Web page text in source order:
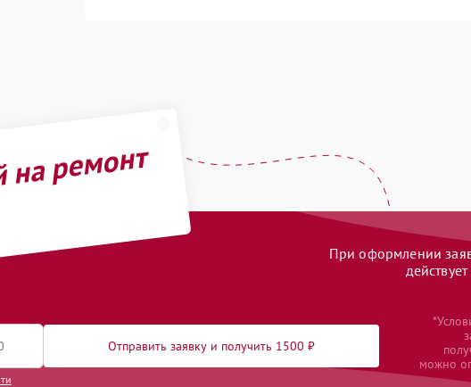
ремонт
При оформлении
Отправить заявку и получить 1500 ₽
можно